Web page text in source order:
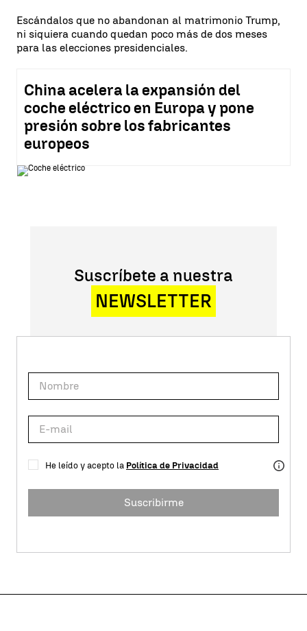
Escándalos que no abandonan al matrimonio Trump,
ni siquiera cuando quedan poco más de dos meses
para las elecciones presidenciales.
China acelera la expansión del
coche eléctrico en Europa y pone
presión sobre los fabricantes
europeos
Suscríbete a nuestra
NEWSLETTER
He leído y acepto la Política de Privacidad
Suscribirme